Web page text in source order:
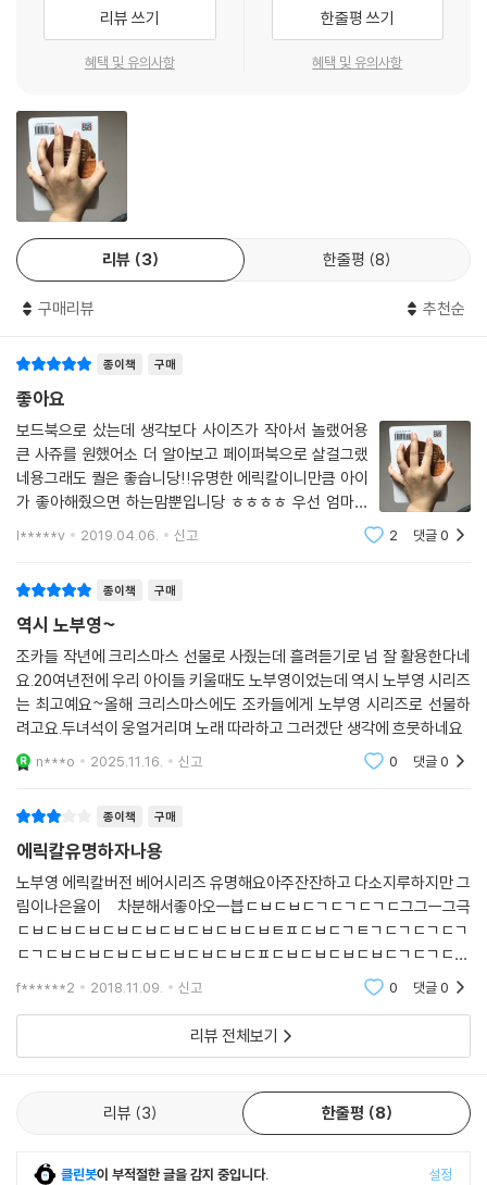
리뷰 쓰기
혜택 및 유의사항
한줄평 쓰기
혜택 및 유의사항
리뷰 3 한줄평 8
구매리뷰 추천순
종이책 구매
좋아요
보드북으로 샀는데 생각보다 사이즈가 작아서 놀랬어용
큰 사쥬를 원했어소 더 알아보고 페이퍼북으로 살걸그랬
네용그래도 퀄은 좋습니당!!유명한 에릭칼이니만큼 아이
가 좋아해줬으면 하는맘뿐입니당 ㅎㅎㅎㅎ 우선 엄마인
저는 굉장히 맘에 드네용 ㅎㅎㅎㅎ혹시 고민중이신분들
000원
l*****v 2019.04.06. 신고 2 댓글0
종이책 구매
역시 노부영~
조카들 작년에 크리스마스 선물로 사줬는데 흘려듣기로 넘 잘 활용한다네
요.20여년전에 우리 아이들 키울때도 노부영이었는데 역시 노부영 시리즈
는 최고예요~올해 크리스마스에도 조카들에게 노부영 시리즈로 선물하
려고요.두녀석이 웅얼거리며 노래 따라하고 그러겠단 생각에 흐뭇하네요
n***o 2025.11.16. 신고 0 댓글0
종이책 구매
에릭칼유명하자나용
노부영 에릭칼버전 베어시리즈 유명해요아주잔잔하고 다소지루하지만 그
림이나은율이 차분해서좋아오ㅡ븝ㄷㅂㄷㅂㄷㄱㄷㄱㄷㄱㄷ그그ㅡ그극
ㄷㅂㄷㅂㄷㅂㄷㅂㄷㅂㄷㅂㄷㅂㄷㅂㄷㅂㅌㅍㄷㅂㄷㄱㅌㄱㄷㄱㄷㄱㄷㄱ
ㄷㄱㄷㅂㄷㅂㄷㅂㄷㅂㄷㅂㄷㅂㄷㅂㄷㅍㄷㅂㄷㅂㄷㅂㄷㅂㄷㄱㄷㄱㄷㄱ
ㄷㄱㅌㄱㄷㅂㄷㅂㄷㅂㄷㅂㄷㅂㄷㅂㄷㅂㄷㅍㅌㅂㄷㅂㄷㅂㄷㅂㄷㅂㄷㅂ
f******2 2018.11.09. 신고 0 댓글0
리뷰 전체보기
리뷰 3 한줄평 8
클린봇이 부적절한 글을 감지 중입니다. 설정